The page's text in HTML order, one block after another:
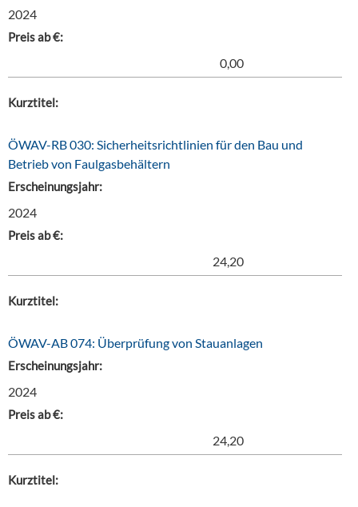
2024
Preis ab €:
0,00
Kurztitel:
ÖWAV-RB 030: Sicherheitsrichtlinien für den Bau und
Betrieb von Faulgasbehältern
Erscheinungsjahr:
2024
Preis ab €:
24,20
Kurztitel:
ÖWAV-AB 074: Überprüfung von Stauanlagen
Erscheinungsjahr:
2024
Preis ab €:
24,20
Kurztitel: